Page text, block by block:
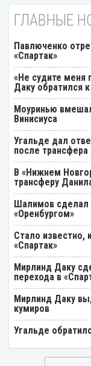
ГЛАВНЫЕ
Павлюченко
«Спартак»
«Не судите меня
Даку обратился
Моуринью
Винисиуса
Угальде дал
после трансфера
В «Нижнем
трансферу
Шалимов сделал
«Оренбургом»
Стало известно,
«Спартак»
Мирлинд Даку
перехода в
Мирлинд Даку
кумиров
Угальде